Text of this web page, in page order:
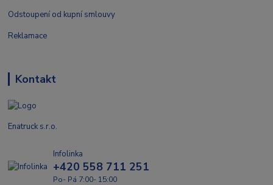
Odstoupení od kupní smlouvy
Reklamace
Kontakt
Enatruck s.r.o.
Infolinka
+420 558 711 251
Po- Pá 7:00- 15:00